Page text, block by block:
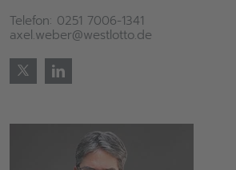
Telefon: 0251 7006-1341
axel.weber@westlotto.de